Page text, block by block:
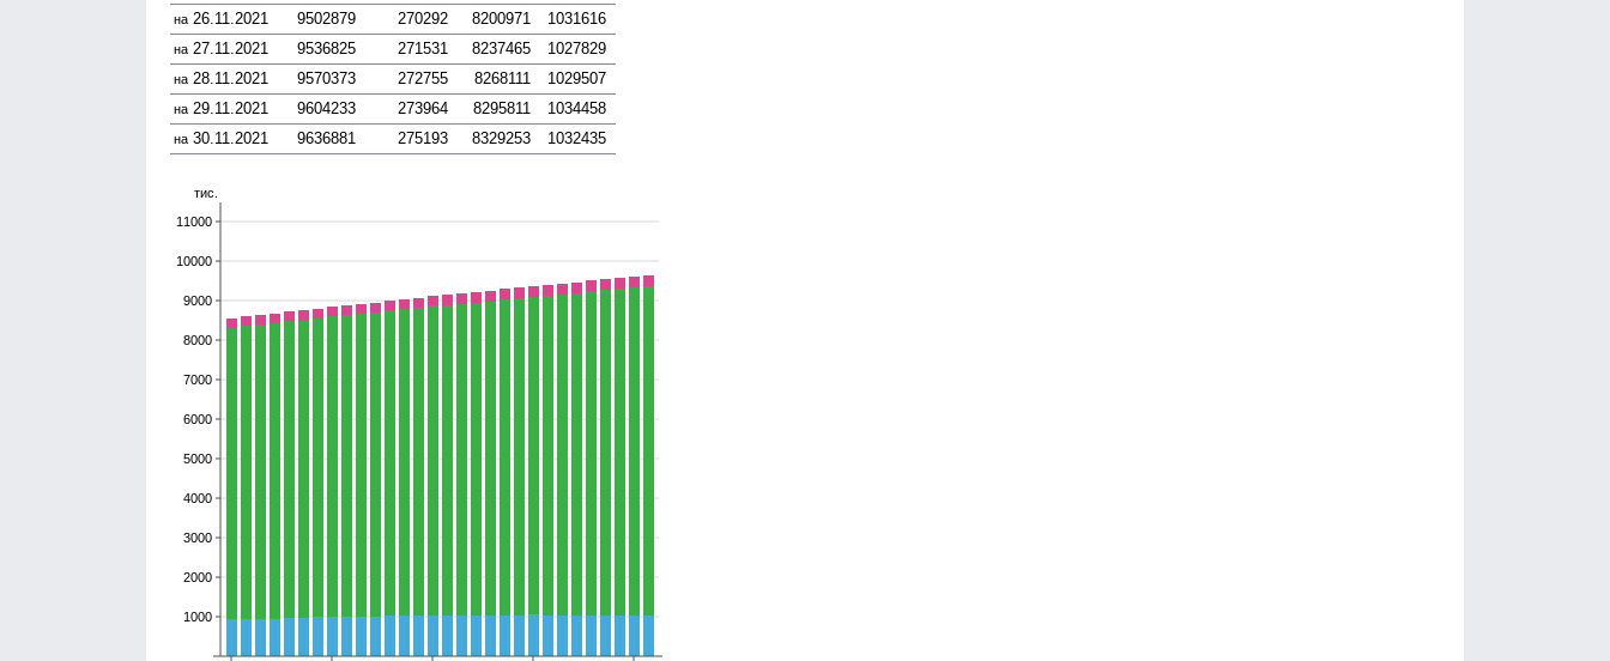
на 26.11.2021 9502879 270292 8200971 1031616
на 27.11.2021 9536825 271531 8237465 1027829
на 28.11.2021 9570373 272755 8268111 1029507
на 29.11.2021 9604233 273964 8295811 1034458
на 30.11.2021 9636881 275193 8329253 1032435
1000
2000
3000
4000
5000
6000
7000
8000
9000
10000
11000
тис.